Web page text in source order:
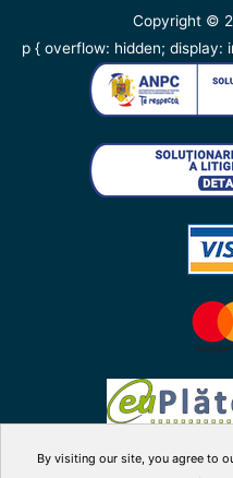
By visiting our site, you agree to
Copyright ©
p { overflow: hidden; display: